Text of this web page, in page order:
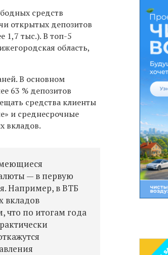
средств
открытых депозитов
1,7 тыс.). В топ-5
область,
В основном
63 % депозитов
средства клиенты
и среднесрочные
вкладов.
— в первую
Например, в ВТБ
вкладов
что по итогам года